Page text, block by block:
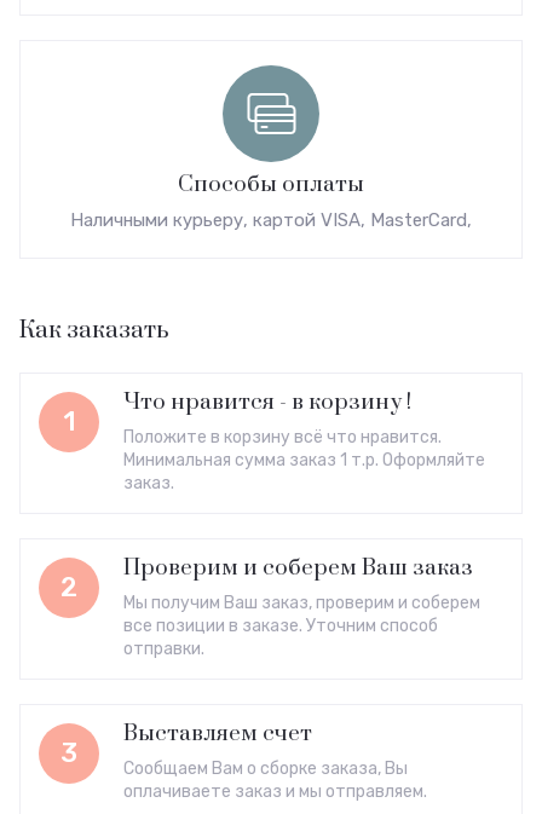
Способы оплаты
Наличными курьеру, картой VISA, MasterCard,
Как заказать
1
Что нравится - в корзину !
Положите в корзину всё что нравится.
Минимальная сумма заказ 1 т.р. Оформляйте
заказ.
2
Проверим и соберем Ваш заказ
Мы получим Ваш заказ, проверим и соберем
все позиции в заказе. Уточним способ
отправки.
3
Выставляем счет
Сообщаем Вам о сборке заказа, Вы
оплачиваете заказ и мы отправляем.